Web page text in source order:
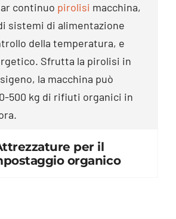
continuo pirolisi macchina,
sistemi di alimentazione
della temperatura, e
Sfrutta la pirolisi in
la macchina può
500 kg di rifiuti organici in
per il
organico